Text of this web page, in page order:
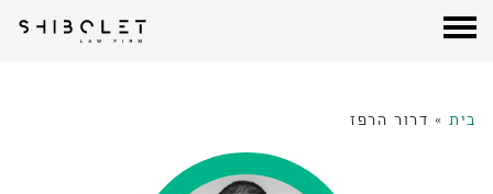
בית » דרור הרפז